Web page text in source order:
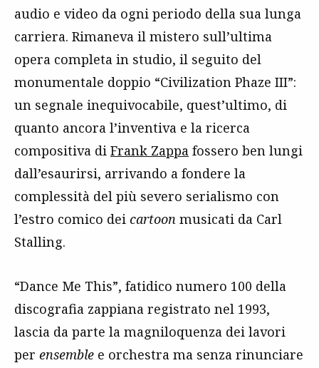
audio e video da ogni periodo della sua lunga
carriera. Rimaneva il mistero sull’ultima
opera completa in studio, il seguito del
monumentale doppio “Civilization Phaze III”:
un segnale inequivocabile, quest’ultimo, di
quanto ancora l’inventiva e la ricerca
compositiva di Frank Zappa fossero ben lungi
dall’esaurirsi, arrivando a fondere la
complessità del più severo serialismo con
l’estro comico dei cartoon musicati da Carl
Stalling.
“Dance Me This”, fatidico numero 100 della
discografia zappiana registrato nel 1993,
lascia da parte la magniloquenza dei lavori
per ensemble e orchestra ma senza rinunciare